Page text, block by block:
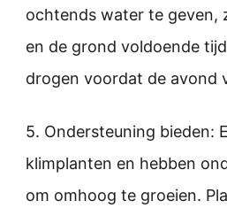
ochtends water te geven,
en de grond voldoende
drogen voordat de avond
5. Ondersteuning bieden:
klimplanten en hebben
om omhoog te groeien.